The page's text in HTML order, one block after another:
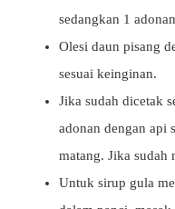
sedangkan 1
Olesi daun pisang
sesuai keinginan.
Jika sudah dicetak
adonan dengan api
matang. Jika sudah
Untuk sirup gula